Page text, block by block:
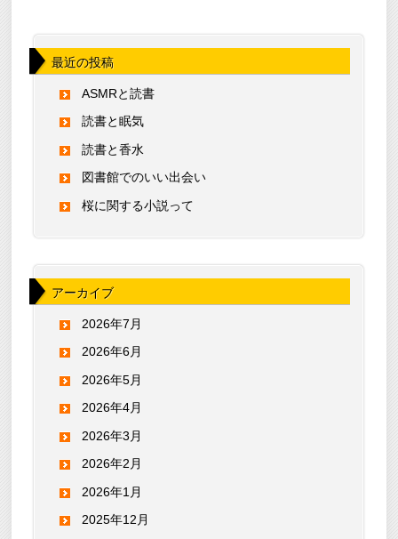
最近の投稿
ASMRと読書
読書と眠気
読書と香水
図書館でのいい出会い
桜に関する小説って
アーカイブ
2026年7月
2026年6月
2026年5月
2026年4月
2026年3月
2026年2月
2026年1月
2025年12月